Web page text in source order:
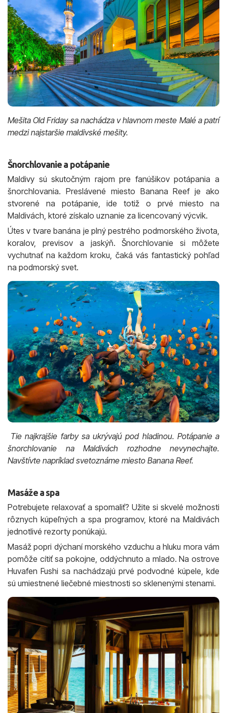
Mešita Old Friday sa nachádza v hlavnom meste Malé a patrí
medzi najstaršie maldivské mešity.
Šnorchlovanie a potápanie
Maldivy sú skutočným rajom pre fanúšikov potápania a
šnorchlovania. Preslávené miesto Banana Reef je ako
stvorené na potápanie, ide totiž o prvé miesto na
Maldivách, ktoré získalo uznanie za licencovaný výcvik.
Útes v tvare banána je plný pestrého podmorského života,
koralov, previsov a jaskýň. Šnorchlovanie si môžete
vychutnať na každom kroku, čaká vás fantastický pohľad
na podmorský svet.
Tie najkrajšie farby sa ukrývajú pod hladinou. Potápanie a
šnorchlovanie na Maldivách rozhodne nevynechajte.
Navštívte napríklad svetoznáme miesto Banana Reef.
Masáže a spa
Potrebujete relaxovať a spomaliť? Užite si skvelé možnosti
rôznych kúpeľných a spa programov, ktoré na Maldivách
jednotlivé rezorty ponúkajú.
Masáž popri dýchaní morského vzduchu a hluku mora vám
pomôže cítiť sa pokojne, oddýchnuto a mlado. Na ostrove
Huvafen Fushi sa nachádzajú prvé podvodné kúpele, kde
sú umiestnené liečebné miestnosti so sklenenými stenami.